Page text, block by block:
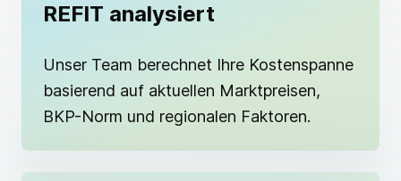
REFIT analysiert
Unser Team berechnet Ihre Kostenspanne
basierend auf aktuellen Marktpreisen,
BKP-Norm und regionalen Faktoren.